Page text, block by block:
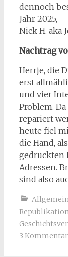
dennoch
Jahr 2025,
Nick H. aka
Nachtrag
Herrje, die
erst
und vier
Problem.
repariert
heute fiel
die Hand,
gedruckten
Adressen.
sind also
3